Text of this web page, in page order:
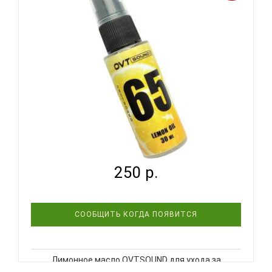
полироль, 4 салфетки. ..
OVTSOUND OV-OIL-1 - МАСЛО ЛИМОННОЕ
250 р.
СООБЩИТЬ КОГДА ПОЯВИТСЯ
Лимонное масло OVTSOUND для ухода за